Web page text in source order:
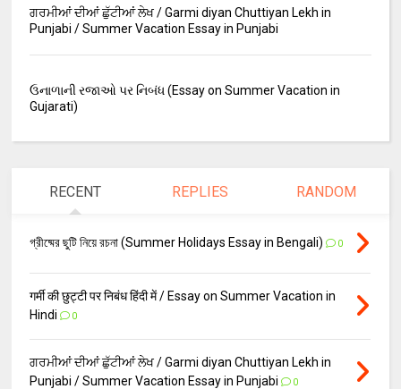
ਗਰਮੀਆਂ ਦੀਆਂ ਛੁੱਟੀਆਂ ਲੇਖ / Garmi diyan Chuttiyan Lekh in
Punjabi / Summer Vacation Essay in Punjabi
ઉનાળાની રજાઓ પર નિબંધ (Essay on Summer Vacation in
Gujarati)
RECENT REPLIES RANDOM
গ্রীষ্মের ছুটি নিয়ে রচনা (Summer Holidays Essay in Bengali) 0
गर्मी की छुट्टी पर निबंध हिंदी में / Essay on Summer Vacation in
Hindi
0
ਗਰਮੀਆਂ ਦੀਆਂ ਛੁੱਟੀਆਂ ਲੇਖ / Garmi diyan Chuttiyan Lekh in
Punjabi / Summer Vacation Essay in Punjabi
0